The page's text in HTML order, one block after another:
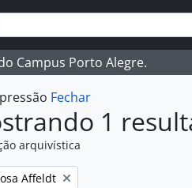
de busca
Campus Porto Alegre.
Fechar
1
arquivística
Affeldt